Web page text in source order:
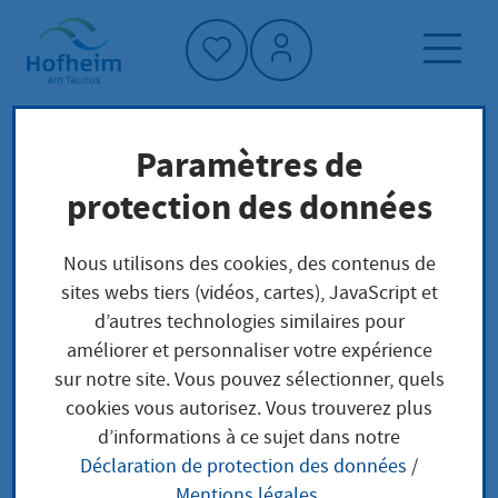
Accueil"
Page d'accueil
Trouver un service
Préoccupations locales
Änderungen mitteilen, die wichtig sind für den
Bezug von Unterhaltsvorschuss
Änderungen mitteilen,
die wichtig sind für
Paramètres de
protection des données
Nous utilisons des cookies, des contenus de
sites webs tiers (vidéos, cartes), JavaScript et
d’autres technologies similaires pour
améliorer et personnaliser votre expérience
sur notre site. Vous pouvez sélectionner, quels
cookies vous autorisez. Vous trouverez plus
d’informations à ce sujet dans notre
Déclaration de protection des données /